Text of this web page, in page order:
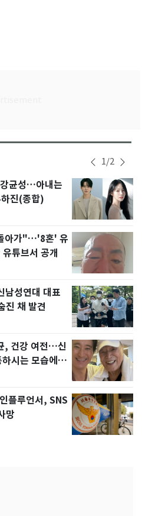
1/2
균성…아내는
진(종합)
아가"…'8혼' 유
튜브서 공개
남성연대 대표
진 채 발견
, 건강 여전…신
시는 모습에 큰
플루언서, SNS
망